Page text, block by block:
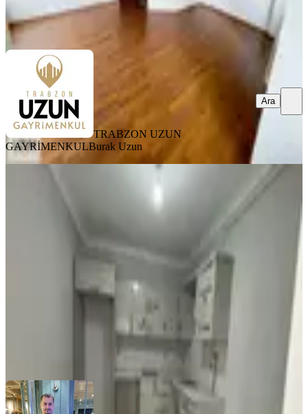
TRABZON UZUN GAYRİMENKULBurak Uzun
Ara
TRABZON UZUN
GAYRİMENKULBurak Uzun
Ara
Deha Emlaktan Kiralık 3+1 Daire
İnönü Mahallesinde
115 m²· 06.08.2026
DEHA EMLAK TRABZONHayri Terzi